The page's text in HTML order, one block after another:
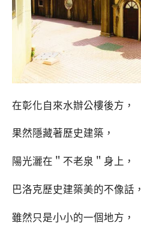
在彰化自來水辦公樓後方，
果然隱藏著歷史建築，
陽光灑在＂不老泉＂身上，
巴洛克歷史建築美的不像話，
雖然只是小小的一個地方，